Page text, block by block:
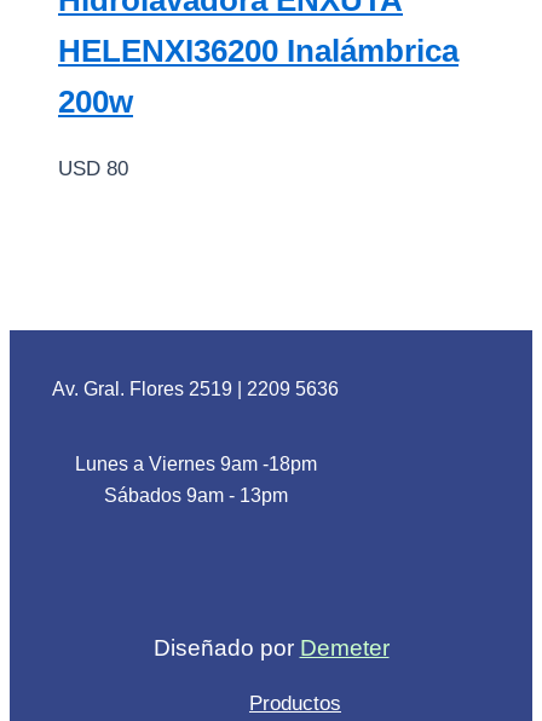
HELENXI36200 Inalámbrica
200w
USD 80
Av. Gral. Flores 2519 2209 5636
Lunes a Viernes 9am -18pm
Sábados 9am - 13pm
Diseñado por Demeter
Productos